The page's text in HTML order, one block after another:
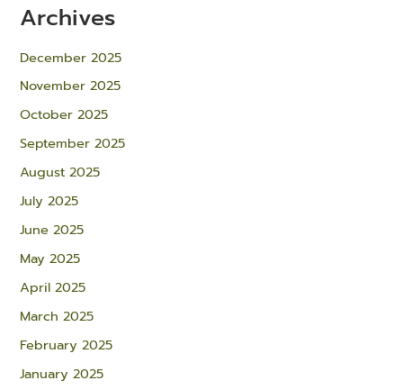
Archives
December 2025
November 2025
October 2025
September 2025
August 2025
July 2025
June 2025
May 2025
April 2025
March 2025
February 2025
January 2025